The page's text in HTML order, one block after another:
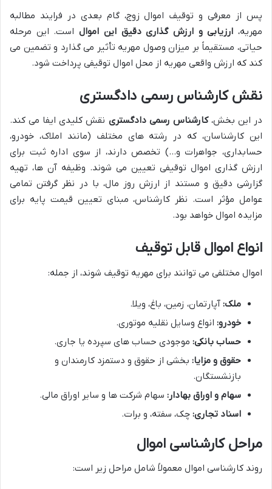
پس از معرفی و توقیف اموال زوج، گام بعدی در فرایند مطالبه
مهریه، ارزیابی و ارزش گذاری دقیق این اموالاست. این مرحله
حیاتی، مستقیماً بر میزان وصول مهریه تأثیر می گذارد و تضمین می
کند که ارزش واقعی مهریه از محل اموال توقیفی پرداخت شود.
نقش کارشناس رسمی دادگستری
در این بخش،کارشناس رسمی دادگستری نقش کلیدی ایفا می کند.
این کارشناسان، که در رشته های مختلف (مانند املاک، خودرو،
حسابداری، جواهرات و…) تخصص دارند، از سوی اداره ثبت برای
ارزش گذاری اموال توقیفی تعیین می شوند. وظیفه آن ها، تهیه
گزارشی دقیق و مستند از ارزش روز مال، با در نظر گرفتن تمامی
عوامل مؤثر است. نظر کارشناس، مبنای تعیین قیمت پایه برای
مزایده اموال خواهد بود.
انواع اموال قابل توقیف
اموال مختلفی می توانند برای مهریه توقیف شوند، از جمله:
ملک: آپارتمان، زمین، باغ، ویلا.
خودرو: انواع وسایل نقلیه موتوری.
حساب بانکی: موجودی حساب های سپرده یا جاری.
حقوق و مزایا: بخشی از حقوق و دستمزد کارمندان و
بازنشستگان.
سهام و اوراق بهادار: سهام شرکت ها و سایر اوراق مالی.
اسناد تجاری: چک، سفته، و برات.
مراحل کارشناسی اموال
روند کارشناسی اموال معمولاً شامل مراحل زیر است: